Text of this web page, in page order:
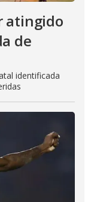
atingido
de
identificada